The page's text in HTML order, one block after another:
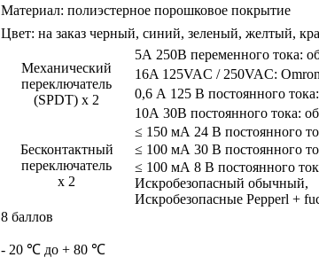
Материал: полиэстерное порошковое покрытие
Цвет: на заказ черный, синий, зеленый, желтый,
Механический
переключатель
(SPDT) х 2
5А 250В переменного тока:
16A 125VAC / 250VAC:
0,6 А 125 В постоянного
10А 30В постоянного тока:
Бесконтактный
переключатель
х 2
≤ 150 мА 24 В постоянного
≤ 100 мА 30 В постоянного
≤ 100 мА 8 В постоянного
Искробезопасный обычный,
Искробезопасные Pepperl +
8 баллов
- 20 ℃ до + 80 ℃